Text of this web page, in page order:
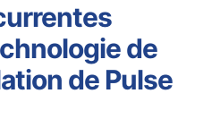
de
de Pulse